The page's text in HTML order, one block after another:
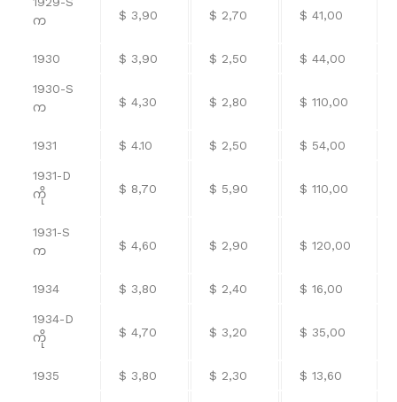
က
$ 3,90 $ 2,70 $ 41,00
1930 $ 3,90 $ 2,50 $ 44,00
1930-S
က
$ 4,30 $ 2,80 $ 110,00
1931 $ 4.10 $ 2,50 $ 54,00
1931-D
ကို
$ 8,70 $ 5,90 $ 110,00
1931-S
က
$ 4,60 $ 2,90 $ 120,00
1934 $ 3,80 $ 2,40 $ 16,00
1934-D
ကို
$ 4,70 $ 3,20 $ 35,00
1935 $ 3,80 $ 2,30 $ 13,60